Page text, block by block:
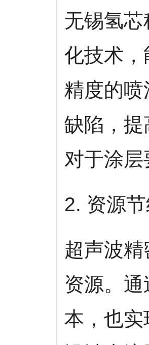
无锡氢
化技术
精度的
缺陷，
对于涂
2. 资源
超声波
资源。
本，也